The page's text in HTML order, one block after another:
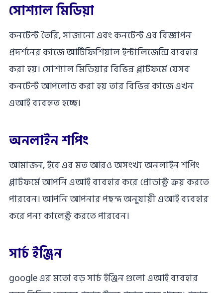
সোশ্যাল মিডিয়া
কনটেন্ট তৈরি, সাজানো এবং কনটেন্ট এর বিজ্ঞাপন
প্রদর্শনের কাজে আর্টিফিশিয়াল ইন্টালিজেন্সি ব্যবহার
করা হয়। সোশ্যাল মিডিয়ার বিভিন্ন প্লাটফর্মে যেসব
কনটেন্ট আপলোড করা হয় তার বিভিন্ন কাজে এখন
এআই ব্যবহৃত হচ্ছে।
অনলাইন শপিং
আমাজন, ইবে এর মত আরও অসংখ্য অনলাইন শপিং
প্লাটফর্মে আপনি এআই ব্যবহার করে প্রোডাক্ট ক্রয় করতে
পারবেন। আপনি আপনার পছন্দ অনুযায়ী এআই ব্যবহার
করে পন্য কালেক্ট করতে পারবেন।
সার্চ ইঞ্জিন
google এর মতো বড় সার্চ ইঞ্জিন গুলো এআই ব্যবহার